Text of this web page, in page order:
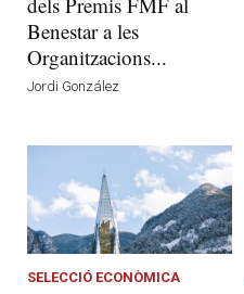
Benestar a les
Organitzacions...
Jordi González
SELECCIÓ ECONÒMICA